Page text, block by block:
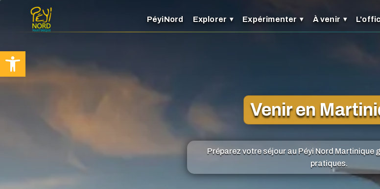
Ouvrir la barre d’outils
PéyiNord Explorer Expérimenter À venir
Venir en
Préparez votre séjour au Péyi Nord Martinique
pratiques.